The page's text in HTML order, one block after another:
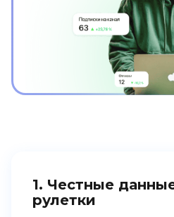
1. Честные
рулетки